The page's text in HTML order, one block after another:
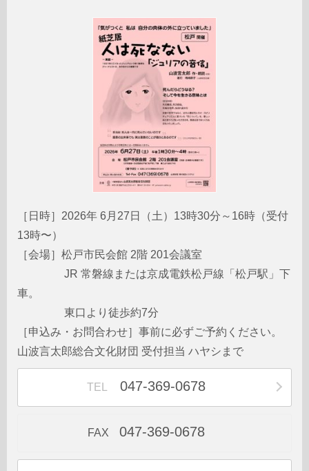
［日時］2026年 6月27日（土）13時30分～16時（受付
13時〜）
［会場］ 松戸市民会館 2階 201会議室
JR 常磐線または京成電鉄松戸線「松戸駅」下
車。
東口より徒歩約7分
［申込み・お問合わせ］事前に必ずご予約ください。
山波言太郎総合文化財団 受付担当 ハヤシまで
TEL 047-369-0678
FAX 047-369-0678